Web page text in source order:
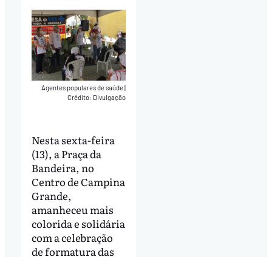
Agentes populares de saúde|
Crédito: Divulgação
Nesta sexta-feira
(13), a Praça da
Bandeira, no
Centro de Campina
Grande,
amanheceu mais
colorida e solidária
com a celebração
de formatura das